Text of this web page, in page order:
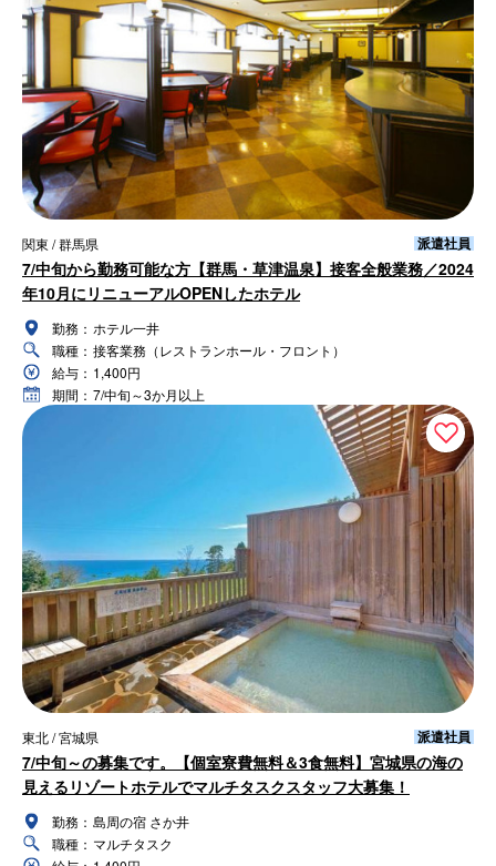
関東 / 群馬県 派遣社員
7/中旬から勤務可能な方【群馬・草津温泉】接客全般業務／2024
年10月にリニューアルOPENしたホテル
勤務： ホテル一井
職種： 接客業務（レストランホール・フロント）
給与： 1,400円
期間： 7/中旬～3か月以上
東北 / 宮城県 派遣社員
7/中旬～の募集です。【個室寮費無料＆3食無料】宮城県の海の
見えるリゾートホテルでマルチタスクスタッフ大募集！
勤務： 島周の宿 さか井
職種： マルチタスク